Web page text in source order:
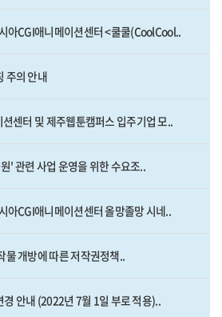
아CGI애니메이션센터 <쿨쿨(CoolCool..
주의 안내
센터 및 제주웹툰캠퍼스 입주기업 모..
' 관련 사업 운영을 위한 수요조..
아CGI애니메이션센터 올망졸망 시네..
물 개방에 따른 저작권정책..
안내 (2022년 7월 1일 부로 적용)..